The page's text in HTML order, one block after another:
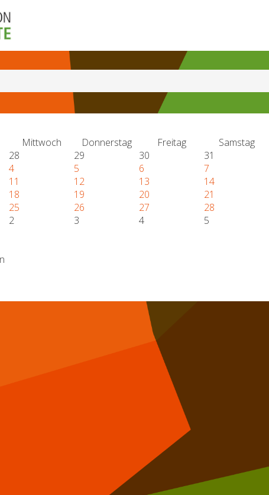
Mittwoch Donnerstag Freitag Samstag
28 29 30 31
4 5 6 7
11 12 13 14
18 19 20 21
25 26 27 28
2 3 4 5